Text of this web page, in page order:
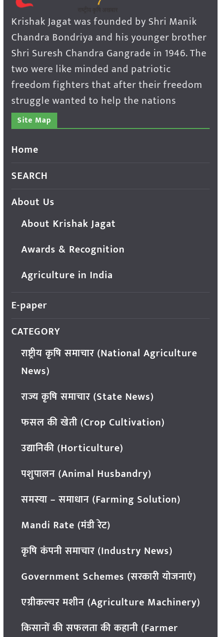
Krishak Jagat was founded by Shri Manik
Chandra Bondriya and his younger brother
Shri Suresh Chandra Gangrade in 1946. The
two were like minded and patriotic
freedom fighters that after their freedom
struggle wanted to help the nations
Site Map
Home
SEARCH
About Us
About Krishak Jagat
Awards & Recognition
Agriculture in India
E-paper
CATEGORY
राष्ट्रीय कृषि समाचार (National Agriculture
News)
राज्य कृषि समाचार (State News)
फसल की खेती (Crop Cultivation)
उद्यानिकी (Horticulture)
पशुपालन (Animal Husbandry)
समस्या – समाधान (Farming Solution)
Mandi Rate (मंडी रेट)
कृषि कंपनी समाचार (Industry News)
Government Schemes (सरकारी योजनाएं)
एग्रीकल्चर मशीन (Agriculture Machinery)
किसानों की सफलता की कहानी (Farmer